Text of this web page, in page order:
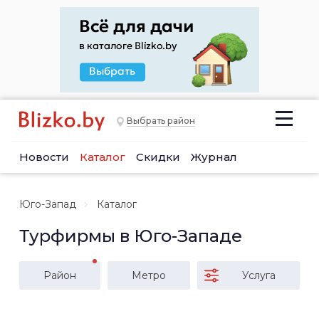
Выбрать район
Новости Каталог Скидки Журнал
Юго-Запад Каталог
Турфирмы в Юго-Западе
Район Метро Услуга